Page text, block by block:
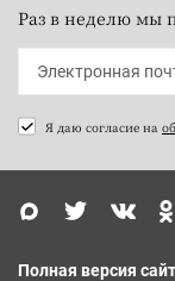
Раз в неделю мы
Я даю согласие на
Полная версия